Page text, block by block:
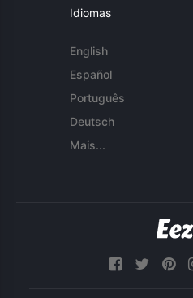
Idiomas
English
Español
Português
Deutsch
Mais...